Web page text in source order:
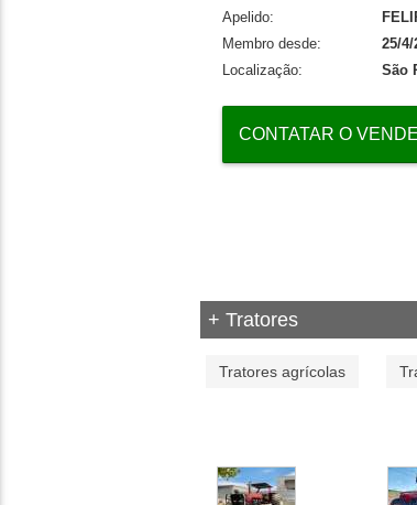
Apelido:
Membro desde:
25/4/
Localização:
São
CONTATAR O
+ Tratores
Tratores agrícolas